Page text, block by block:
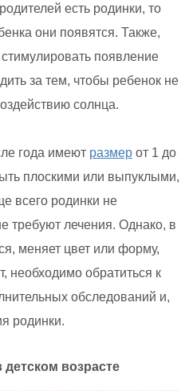
есть родинки, то
они появятся. Также,
появление
за тем, чтобы ребенок не
солнца.
года имеют размер от 1 до
плоскими или выпуклыми,
всего родинки не
требуют лечения. Однако, в
меняет цвет или форму,
необходимо обратиться к
обследований и,
родинки.
возрасте